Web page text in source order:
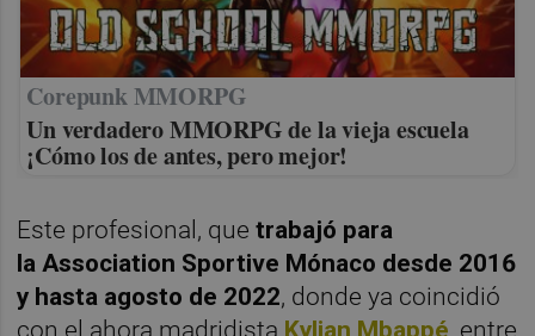
Corepunk MMORPG
Un verdadero MMORPG de la vieja escuela
¡Cómo los de antes, pero mejor!
Este profesional, quetrabajó para
la Association Sportive Mónaco desde 2016
y hasta agosto de 2022, donde ya coincidió